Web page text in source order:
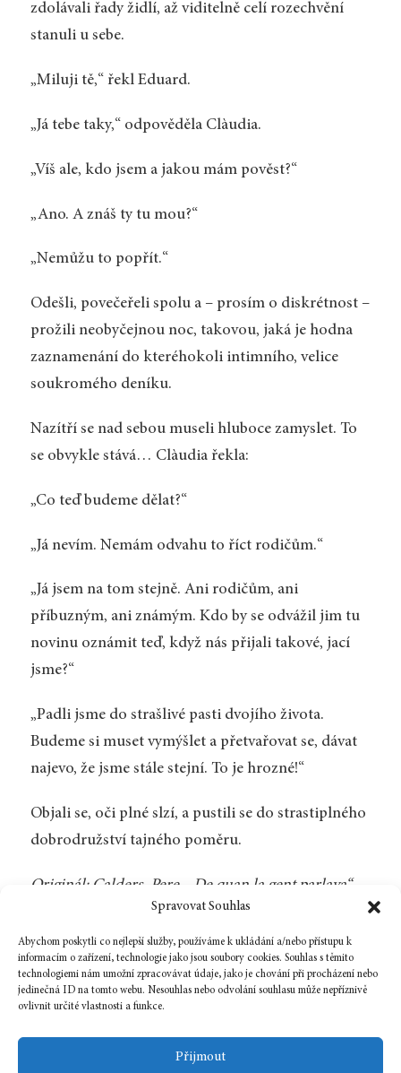
Spravovat Souhlas
Abychom poskytli co nejlepší služby, používáme k ukládání a/nebo přístupu k
informacím o zařízení, technologie jako jsou soubory cookies. Souhlas s těmito
technologiemi nám umožní zpracovávat údaje, jako je chování při procházení nebo
jedinečná ID na tomto webu. Nesouhlas nebo odvolání souhlasu může nepříznivě
ovlivnit určité vlastnosti a funkce.
Přijmout
zdolávali řady židlí, až viditelně celí rozechvění
stanuli u sebe.
„Miluji tě,“ řekl Eduard.
„Já tebe taky,“ odpověděla Clàudia.
„Víš ale, kdo jsem a jakou mám pověst?“
„Ano. A znáš ty tu mou?“
„Nemůžu to popřít.“
Odešli, povečeřeli spolu a – prosím o diskrétnost –
prožili neobyčejnou noc, takovou, jaká je hodna
zaznamenání do kteréhokoli intimního, velice
soukromého deníku.
Nazítří se nad sebou museli hluboce zamyslet. To
se obvykle stává… Clàudia řekla:
„Co teď budeme dělat?“
„Já nevím. Nemám odvahu to říct rodičům.“
„Já jsem na tom stejně. Ani rodičům, ani
příbuzným, ani známým. Kdo by se odvážil jim tu
novinu oznámit teď, když nás přijali takové, jací
jsme?“
„Padli jsme do strašlivé pasti dvojího života.
Budeme si muset vymýšlet a přetvařovat se, dávat
najevo, že jsme stále stejní. To je hrozné!“
Objali se, oči plné slzí, a pustili se do strastiplného
dobrodružství tajného poměru.
Originál: Calders, Pere. „De quan la gent parlava“.
Tots els contes. Barcelona: Edicions 62, 2008. 974–
976.